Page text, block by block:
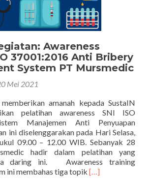
Awareness
37001:2016 Anti Bribery
System PT Mursmedic
Mei 2021
amanah kepada SustaIN
pelatihan awareness SNI ISO
Manajemen Anti Penyuapan
ini diselenggarakan pada Hari Selasa,
09.00 – 12.00 WIB. Sebanyak 28
hadir dalam pelatihan yang
daring ini. Awareness training
ini membahas tiga topik Selengkapnya
[…]